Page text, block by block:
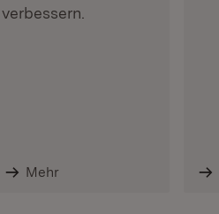
verbessern.
Mehr